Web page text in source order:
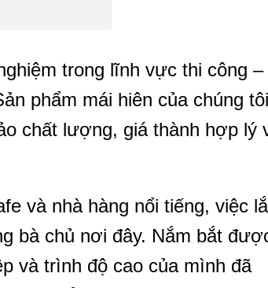
trong lĩnh vực thi công –
phẩm mái hiên của chúng tôi
chất lượng, giá thành hợp lý
và nhà hàng nổi tiếng, việc
bà chủ nơi đây. Nắm bắt
và trình độ cao của mình đã